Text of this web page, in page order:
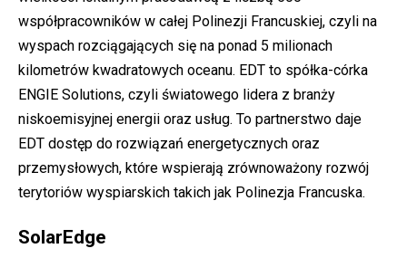
współpracowników w całej Polinezji Francuskiej, czyli na
wyspach rozciągających się na ponad 5 milionach
kilometrów kwadratowych oceanu. EDT to spółka-córka
ENGIE Solutions, czyli światowego lidera z branży
niskoemisyjnej energii oraz usług. To partnerstwo daje
EDT dostęp do rozwiązań energetycznych oraz
przemysłowych, które wspierają zrównoważony rozwój
terytoriów wyspiarskich takich jak Polinezja Francuska.
SolarEdge